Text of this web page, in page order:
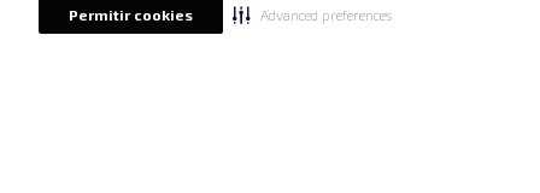
Permitir cookies Advanced preferences